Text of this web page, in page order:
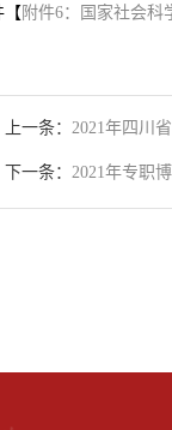
【 附件6：国家社会科
上一条： 2021年四川
下一条： 2021年专职